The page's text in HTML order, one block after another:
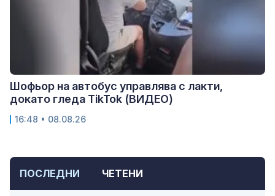
ПОСЛЕДНИ ЧЕТЕНИ
Шофьор на автобус управлява с лакти,
докато гледа TikTok (ВИДЕО)
16:48 • 08.08.26